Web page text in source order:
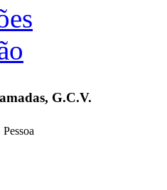
G.C.V.
Pessoa